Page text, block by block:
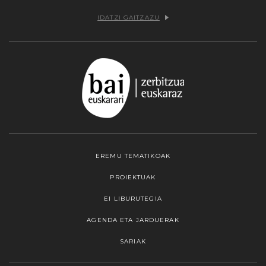
IDATZI GAITZAZU
EREMU TEMATIKOAK
PROIEKTUAK
EI LIBURUTEGIA
AGENDA ETA JARDUERAK
SARIAK